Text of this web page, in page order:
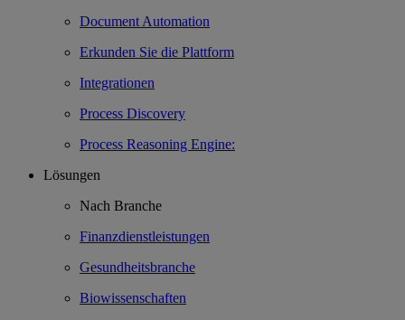
Document Automation
Erkunden Sie die Plattform
Integrationen
Process Discovery
Process Reasoning Engine:
Lösungen
Nach Branche
Finanzdienstleistungen
Gesundheitsbranche
Biowissenschaften